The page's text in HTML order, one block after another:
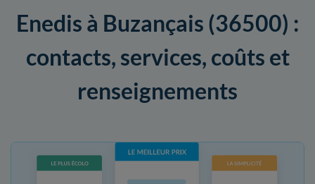
Enedis à Buzançais (36500) :
contacts, services, coûts et
renseignements